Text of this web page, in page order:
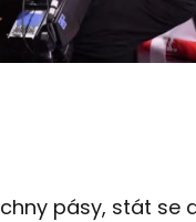
pásy, stát se